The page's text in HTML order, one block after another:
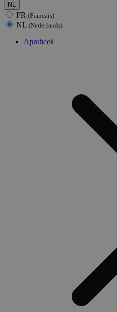
NL
FR (Francais)
NL (Nederlands)
Apotheek